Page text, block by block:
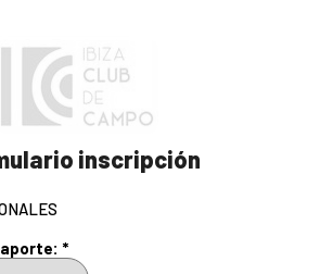
inscripción
*